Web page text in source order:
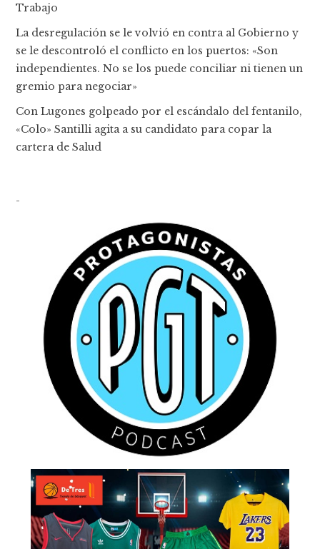
Trabajo
La desregulación se le volvió en contra al Gobierno y
se le descontroló el conflicto en los puertos: «Son
independientes. No se los puede conciliar ni tienen un
gremio para negociar»
Con Lugones golpeado por el escándalo del fentanilo,
«Colo» Santilli agita a su candidato para copar la
cartera de Salud
-